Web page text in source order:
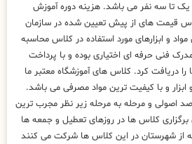
تا سه نفر می باشد. هزینه دوره آموزش
قیمت های از پیش تعیین شده در سازمان
و ابزارهای مورد استفاده در کلاس محاسبه
فنی حرفه ای اختیاری بوده و با پرداخت
را دریافت کرد. کلاس های آموزشگاه معتبر ما
و با کیفیت ترین مواد مصرفی می باشد.
اصولی و مرحله به مرحله زیر نظر مجرب ترین
برگزاری کلاس ها در روزهای تعطیل و جمعه ها
که از شهرستان در این کلاس ها شرکت می کنند